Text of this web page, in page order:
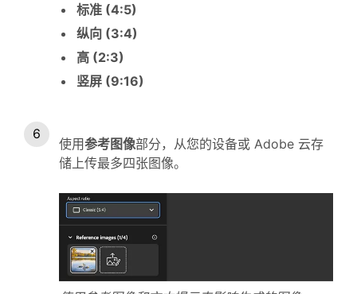
标准 (4:5)
纵向 (3:4)
高 (2:3)
竖屏 (9:16)
使用参考图像部分，从您的设备或 Adobe 云存
储上传最多四张图像。